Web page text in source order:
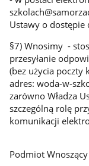
Ustawy o
§7) Wnosimy -
przesyłanie
(bez użycia
adres: woda-w-
zarówno Władza
szczególną rolę
komunikacji
Podmiot